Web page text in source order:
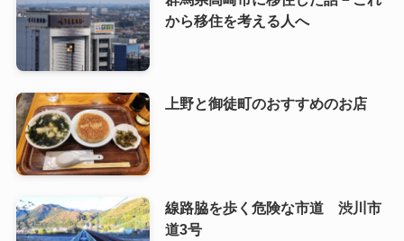
から移住を考える人へ
上野と御徒町のおすすめのお店
線路脇を歩く危険な市道 渋川市
道3号